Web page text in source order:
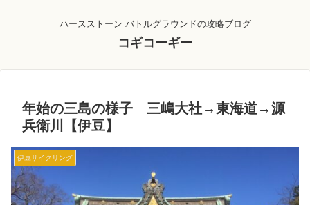
ハースストーン バトルグラウンドの攻略ブログ
コギコーギー
年始の三島の様子 三嶋大社→東海道→源
兵衛川【伊豆】
伊豆サイクリング